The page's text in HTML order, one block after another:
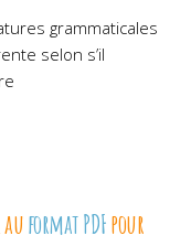
grammaticales
selon s’il
auformat PDFpour